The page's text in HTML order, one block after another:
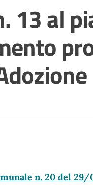
13 al
n. 20 del